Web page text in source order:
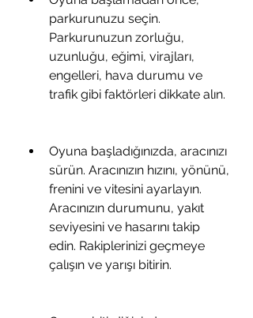
parkurunuzu seçin.
Parkurunuzun zorluğu,
uzunluğu, eğimi, virajları,
engelleri, hava durumu ve
trafik gibi faktörleri dikkate alın.
Oyuna başladığınızda, aracınızı
sürün. Aracınızın hızını, yönünü,
frenini ve vitesini ayarlayın.
Aracınızın durumunu, yakıt
seviyesini ve hasarını takip
edin. Rakiplerinizi geçmeye
çalışın ve yarışı bitirin.